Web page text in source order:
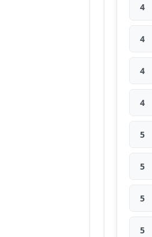
4
4
4
4
5
5
5
5